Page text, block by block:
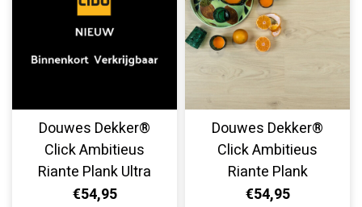
Douwes Dekker®
Click Ambitieus
Riante Plank Ultra
Mat Brioche 10508
€54,95
Douwes Dekker®
Click Ambitieus
Riante Plank
Cheesecake 07816
€54,95